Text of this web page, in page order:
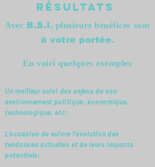
résultats
Avec B.S.I , plusieurs bénéfices sont
à votre portée.
En voici quelques exemples
Un meilleur suivi des enjeux de son
environnement politique, économique,
technologique, etc;
L'occasion de suivre l'évolution des
tendances actuelles et de leurs impacts
potentiels;